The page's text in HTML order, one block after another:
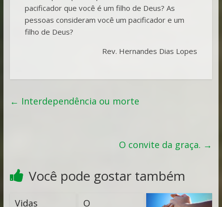
pacificador que você é um filho de Deus? As
pessoas consideram você um pacificador e um
filho de Deus?
Rev. Hernandes Dias Lopes
← Interdependência ou morte
O convite da graça. →
Você pode gostar também
Vidas
O